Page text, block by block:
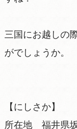
三国にお越しの
がでしょうか。
【にしさか】
所在地 福井県